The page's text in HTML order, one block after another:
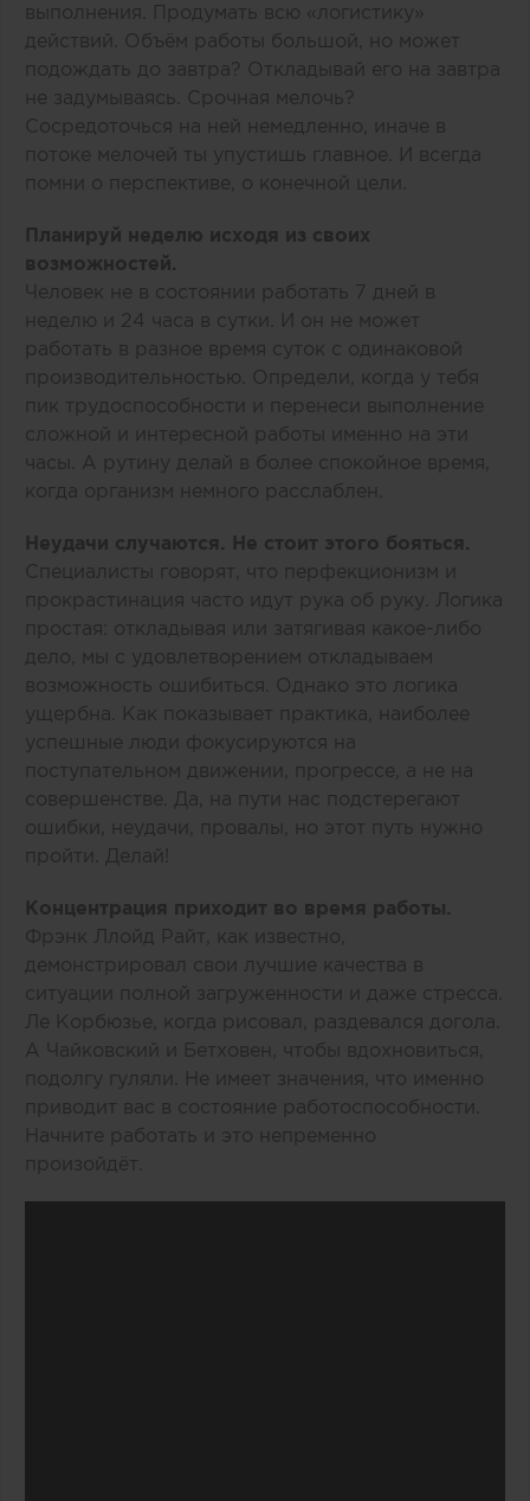
выполнения. Продумать всю «логистику»
действий. Объём работы большой, но может
подождать до завтра? Откладывай его на завтра
не задумываясь. Срочная мелочь?
Сосредоточься на ней немедленно, иначе в
потоке мелочей ты упустишь главное. И всегда
помни о перспективе, о конечной цели.
Планируй неделю исходя из своих
возможностей.
Человек не в состоянии работать 7 дней в
неделю и 24 часа в сутки. И он не может
работать в разное время суток с одинаковой
производительностью. Определи, когда у тебя
пик трудоспособности и перенеси выполнение
сложной и интересной работы именно на эти
часы. А рутину делай в более спокойное время,
когда организм немного расслаблен.
Неудачи случаются. Не стоит этого бояться.
Специалисты говорят, что перфекционизм и
прокрастинация часто идут рука об руку. Логика
простая: откладывая или затягивая какое-либо
дело, мы с удовлетворением откладываем
возможность ошибиться. Однако это логика
ущербна. Как показывает практика, наиболее
успешные люди фокусируются на
поступательном движении, прогрессе, а не на
совершенстве. Да, на пути нас подстерегают
ошибки, неудачи, провалы, но этот путь нужно
пройти. Делай!
Концентрация приходит во время работы.
Фрэнк Ллойд Райт, как известно,
демонстрировал свои лучшие качества в
ситуации полной загруженности и даже стресса.
Ле Корбюзье, когда рисовал, раздевался догола.
А Чайковский и Бетховен, чтобы вдохновиться,
подолгу гуляли. Не имеет значения, что именно
приводит вас в состояние работоспособности.
Начните работать и это непременно
произойдёт.